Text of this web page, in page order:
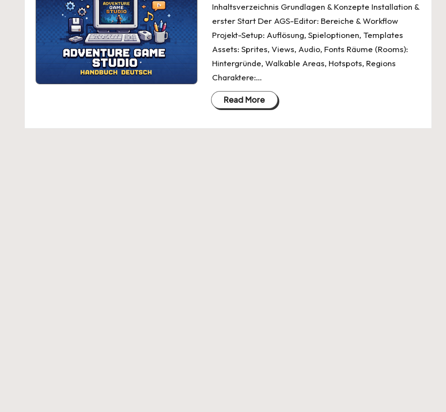
Inhaltsverzeichnis Grundlagen & Konzepte Installation &
erster Start Der AGS-Editor: Bereiche & Workflow
Projekt-Setup: Auflösung, Spieloptionen, Templates
Assets: Sprites, Views, Audio, Fonts Räume (Rooms):
Hintergründe, Walkable Areas, Hotspots, Regions
Charaktere:…
Read More